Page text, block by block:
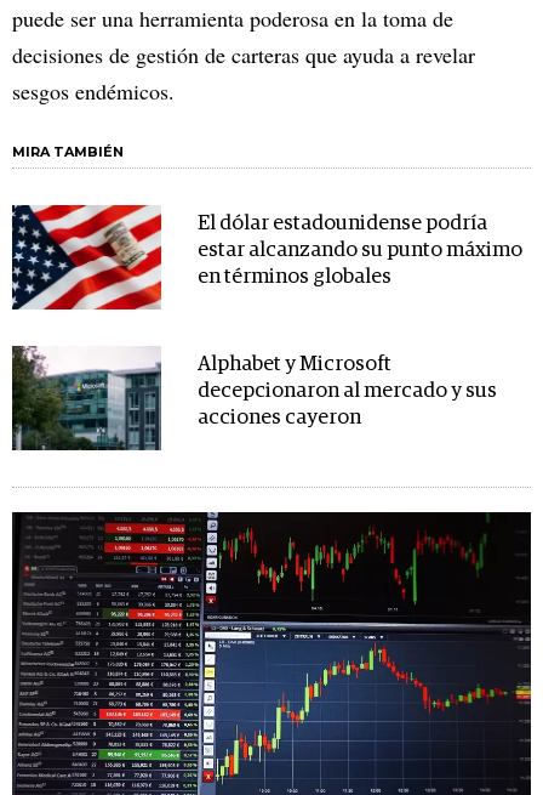
puede ser una herramienta poderosa en la toma de
decisiones de gestión de carteras que ayuda a revelar
sesgos endémicos.
MIRA TAMBIÉN
El dólar estadounidense podría
estar alcanzando su punto máximo
en términos globales
Alphabet y Microsoft
decepcionaron al mercado y sus
acciones cayeron